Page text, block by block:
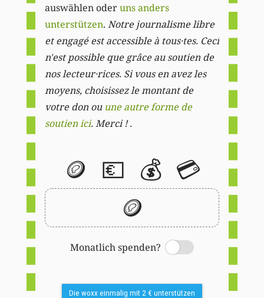
auswählen oderuns anders
unterstützen. Notre journalisme libre
et engagé est accessible à tous·tes. Ceci
n'est possible que grâce au soutien de
nos lecteur·rices. Si vous en avez les
moyens, choisissez le montant de
votre don ou une autre forme de
soutien ici. Merci ! .
🪙 💶 💰 💳
🪙
Monatlich spenden?
Switch
Die woxx einmalig mit 2 € unterstützen